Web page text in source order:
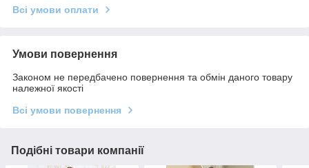
Всі умови оплати
Умови повернення
Законом не передбачено повернення та обмін даного товару
належної якості
Всі умови повернення
Подібні товари компанії